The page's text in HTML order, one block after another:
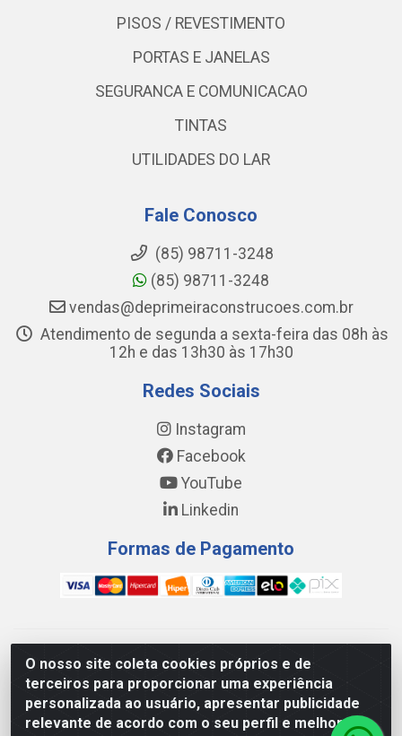
O nosso site coleta cookies próprios e de
terceiros para proporcionar uma experiência
personalizada ao usuário, apresentar publicidade
relevante de acordo com o seu perfil e melhorar a
PISOS / REVESTIMENTO
PORTAS E JANELAS
SEGURANCA E COMUNICACAO
TINTAS
UTILIDADES DO LAR
Fale Conosco
(85) 98711-3248
(85) 98711-3248
vendas@deprimeiraconstrucoes.com.br
Atendimento de segunda a sexta-feira das 08h às
12h e das 13h30 às 17h30
Redes Sociais
Instagram
Facebook
YouTube
Linkedin
Formas de Pagamento
WING DISTRIBUIDORA COMÉRCIO E LOGÍSTICA DE MATERIAL
DE CONSTRUÇÕES LTDA - AV. DA INTEGRAÇÃO, 790 -
PATRÍCIA GOMES, CAUCAIA/CE - CEP 61.604-505 - CNPJ
17.523.384/0001-20